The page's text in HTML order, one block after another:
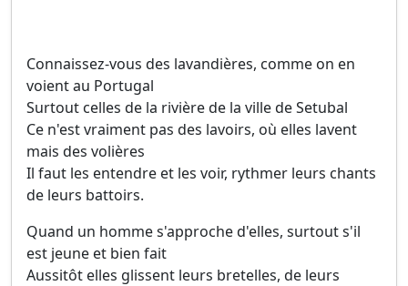
Connaissez-vous des lavandières, comme on en
voient au Portugal
Surtout celles de la rivière de la ville de Setubal
Ce n'est vraiment pas des lavoirs, où elles lavent
mais des volières
Il faut les entendre et les voir, rythmer leurs chants
de leurs battoirs.
Quand un homme s'approche d'elles, surtout s'il
est jeune et bien fait
Aussitôt elles glissent leurs bretelles, de leurs